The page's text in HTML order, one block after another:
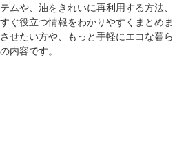
ムや、油をきれいに再利用する方法、
ぐ役立つ情報をわかりやすくまとめま
せたい方や、もっと手軽にエコな暮ら
内容です。